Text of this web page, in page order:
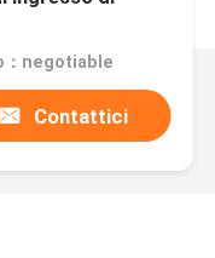
：negotiable
Contattici